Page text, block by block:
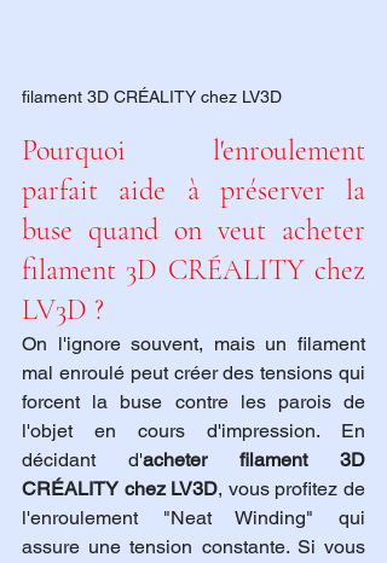
filament 3D CRÉALITY chez LV3D
Pourquoi l'enroulement
parfait aide à préserver la
buse quand on veut acheter
filament 3D CRÉALITY chez
LV3D ?
On l'ignore souvent, mais un filament
mal enroulé peut créer des tensions qui
forcent la buse contre les parois de
l'objet en cours d'impression. En
décidant d'acheter filament 3D
CRÉALITY chez LV3D, vous profitez de
l'enroulement "Neat Winding" qui
assure une tension constante. Si vous